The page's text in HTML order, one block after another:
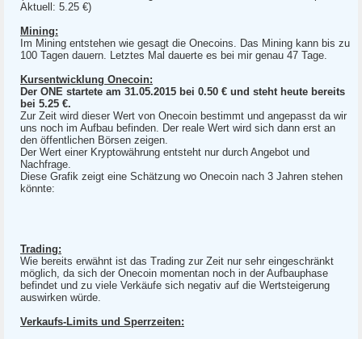
Aktuell: 5.25 €)
Mining:
Im Mining entstehen wie gesagt die Onecoins. Das Mining kann bis zu
100 Tagen dauern. Letztes Mal dauerte es bei mir genau 47 Tage.
Kursentwicklung Onecoin:
Der ONE startete am 31.05.2015 bei 0.50 € und steht heute bereits
bei 5.25 €.
Zur Zeit wird dieser Wert von Onecoin bestimmt und angepasst da wir
uns noch im Aufbau befinden. Der reale Wert wird sich dann erst an
den öffentlichen Börsen zeigen.
Der Wert einer Kryptowährung entsteht nur durch Angebot und
Nachfrage.
Diese Grafik zeigt eine Schätzung wo Onecoin nach 3 Jahren stehen
könnte:
Trading:
Wie bereits erwähnt ist das Trading zur Zeit nur sehr eingeschränkt
möglich, da sich der Onecoin momentan noch in der Aufbauphase
befindet und zu viele Verkäufe sich negativ auf die Wertsteigerung
auswirken würde.
Verkaufs-Limits und Sperrzeiten: